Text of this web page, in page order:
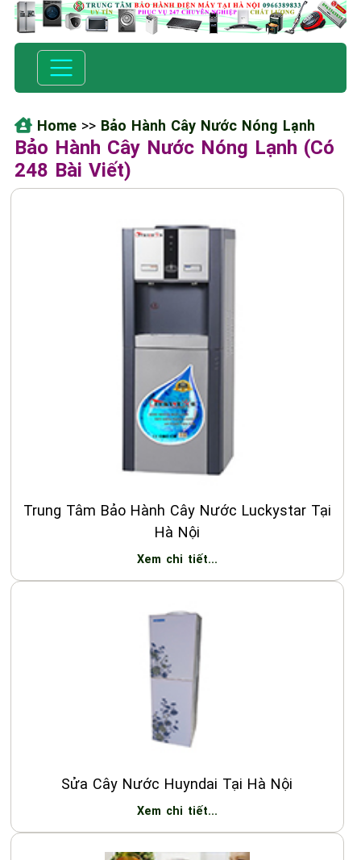
Home>> Bảo Hành Cây Nước Nóng Lạnh
Bảo Hành Cây Nước Nóng Lạnh (Có
248 Bài Viết)
Trung Tâm Bảo Hành Cây Nước Luckystar Tại
Hà Nội
Xem chi tiết...
Sửa Cây Nước Huyndai Tại Hà Nội
Xem chi tiết...